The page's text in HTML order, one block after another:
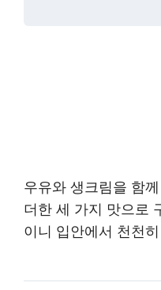
우유와 생크림을 함
더한 세 가지 맛으로
이니 입안에서 천천